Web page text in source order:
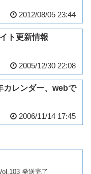
2012/08/05 23:44
ト更新情報
2005/12/30 22:08
カレンダー、webで
2006/11/14 17:45
発送完了